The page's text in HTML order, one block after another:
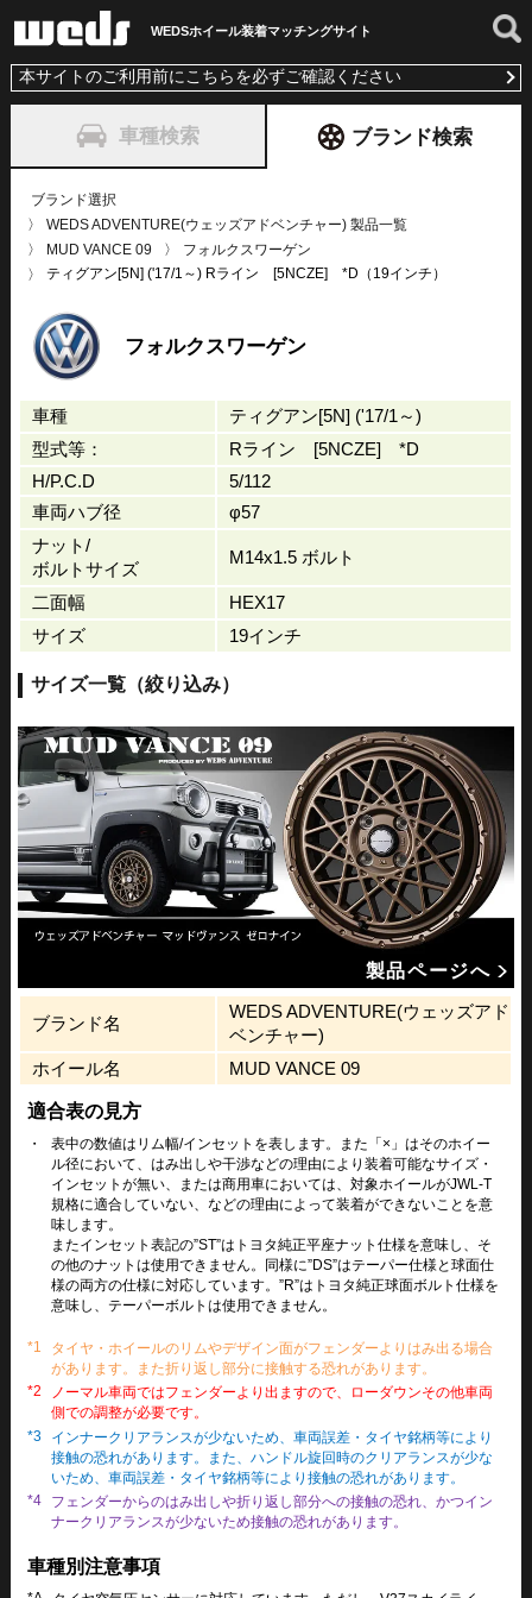
WEDSホイール装着マッチングサイト
本サイトのご利用前にこちらを必ずご確認ください
車種検索 ブランド検索
ブランド選択
WEDS ADVENTURE(ウェッズアドベンチャー) 製品一覧
MUD VANCE 09
フォルクスワーゲン
ティグアン[5N] ('17/1～) Rライン [5NCZE] *D（19インチ）
フォルクスワーゲン
車種
ティグアン[5N] ('17/1～)
型式等：
Rライン [5NCZE] *D
H/P.C.D
5/112
車両ハブ径
φ57
ナット/
ボルトサイズ
M14x1.5 ボルト
二面幅
HEX17
サイズ
19インチ
サイズ一覧（絞り込み）
製品ページへ
ブランド名
WEDS ADVENTURE(ウェッズアド
ベンチャー)
ホイール名
MUD VANCE 09
適合表の見方
・
表中の数値はリム幅/インセットを表します。また「×」はそのホイー
ル径において、はみ出しや干渉などの理由により装着可能なサイズ・
インセットが無い、または商用車においては、対象ホイールがJWL-T
規格に適合していない、などの理由によって装着ができないことを意
味します。
またインセット表記の”ST”はトヨタ純正平座ナット仕様を意味し、そ
の他のナットは使用できません。同様に”DS”はテーパー仕様と球面仕
様の両方の仕様に対応しています。”R”はトヨタ純正球面ボルト仕様を
意味し、テーパーボルトは使用できません。
*1
タイヤ・ホイールのリムやデザイン面がフェンダーよりはみ出る場合
があります。また折り返し部分に接触する恐れがあります。
*2
ノーマル車両ではフェンダーより出ますので、ローダウンその他車両
側での調整が必要です。
*3
インナークリアランスが少ないため、車両誤差・タイヤ銘柄等により
接触の恐れがあります。また、ハンドル旋回時のクリアランスが少な
いため、車両誤差・タイヤ銘柄等により接触の恐れがあります。
*4
フェンダーからのはみ出しや折り返し部分への接触の恐れ、かつイン
ナークリアランスが少ないため接触の恐れがあります。
車種別注意事項